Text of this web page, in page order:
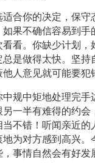
适合你的决定，保
果不确信容易到手
看。你缺少计划，
是做得太快。坚持
人意见就可能要犯
中规中矩地处理完
一半有难得的约会
不错！听闻亲近的
为对方感到高兴。
事情自然会有好发